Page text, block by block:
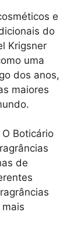
e
do
Krigsner
uma
dos anos,
maiores
Boticário
de